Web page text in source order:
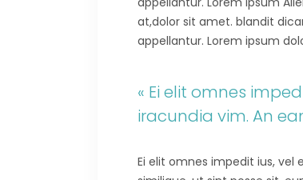
at,dolor sit amet. blandit
appellantur. Lorem ipsum
« Ei elit omnes
iracundia vim. An
Ei elit omnes impedit ius,